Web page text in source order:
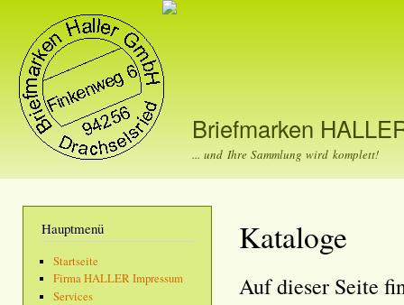
Briefmarken
... und Ihre Sammlung wird komplett!
Hauptmenü
Startseite
Firma HALLER Impressum
Services
Kataloge
Auf dieser Seite